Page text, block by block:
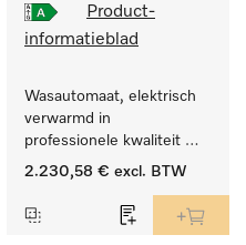
Product-
informatieblad
Wasautomaat, elektrisch
verwarmd in
professionele kwaliteit
met een programmaduur
dosering.
2.230,58 € excl. BTW